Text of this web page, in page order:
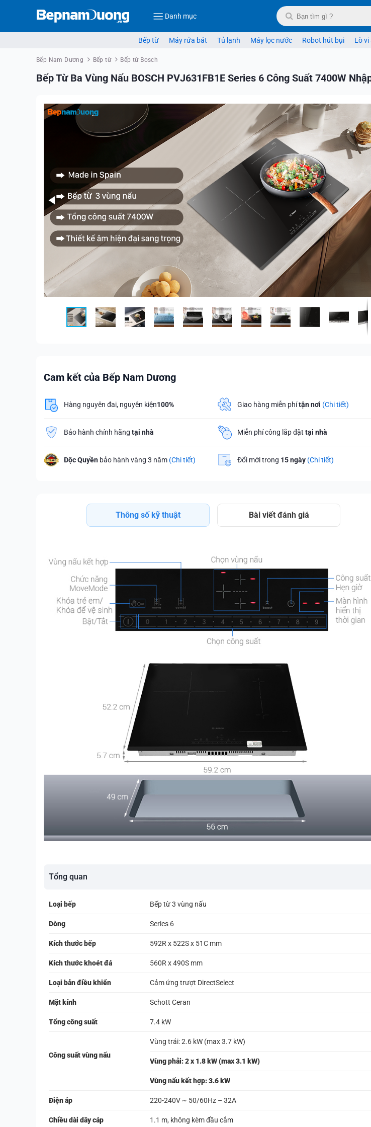
Danh mục
Bếp từ Máy rửa bát Tủ lạnh Máy lọc nước Robot hút bụi Lò vi
Bếp Nam Dương Bếp từ Bếp từ Bosch
Bếp Từ Ba Vùng Nấu BOSCH PVJ631FB1E Series 6 Công Suất 7400W
Cam kết của Bếp Nam Dương
Hàng nguyên đai, nguyên kiện100% Giao hàng miễn phítận nơi (Chi tiết)
Bảo hành chính hãng tại nhà Miễn phí công lắp đặt tại nhà
Độc Quyền bảo hành vàng 3 năm (Chi tiết) Đổi mới trong 15 ngày (Chi tiết)
Thông số kỹ thuật Bài viết đánh giá
Tổng quan
Loại bếp Bếp từ 3 vùng nấu
Dòng Series 6
Kích thước bếp 592R x 522S x 51C mm
Kích thước khoét đá 560R x 490S mm
Loại bản điều khiển Cảm ứng trượt DirectSelect
Mặt kính Schott Ceran
Tổng công suất 7.4 kW
Công suất vùng nấu
Vùng trái: 2.6 kW (max 3.7 kW)
Vùng phải: 2 x 1.8 kW (max 3.1 kW)
Vùng nấu kết hợp: 3.6 kW
Điện áp 220-240V ~ 50/60Hz – 32A
Chiều dài dây cáp 1.1 m, không kèm đầu cắm